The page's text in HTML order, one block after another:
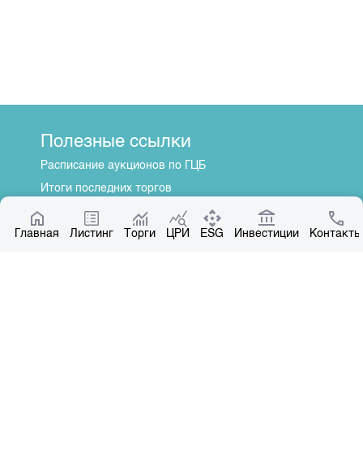
Главная Листинг Торги ЦРИ ESG Инвестиции Контакты
Полезные ссылки
Расписание аукционов по ГЦБ
Итоги последних торгов
Котировки по ЦБ
Центр раскрытия информации